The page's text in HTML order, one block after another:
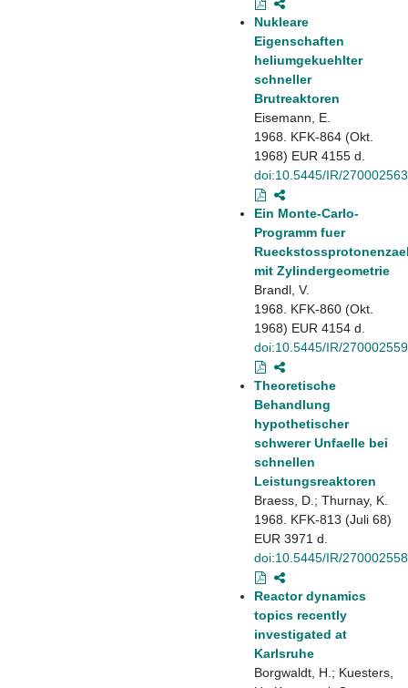
Nukleare
Eigenschaften
heliumgekuehlter
schneller
Brutreaktoren
Eisemann, E.
1968. KFK-864 (Okt.
1968) EUR 4155 d.
doi:10.5445/IR/270002563
Ein Monte-Carlo-
Programm fuer
mit Zylindergeometrie
Brandl, V.
1968. KFK-860 (Okt.
1968) EUR 4154 d.
doi:10.5445/IR/270002559
Theoretische
Behandlung
hypothetischer
schwerer Unfaelle bei
schnellen
Leistungsreaktoren
Braess, D.; Thurnay, K.
1968. KFK-813 (Juli 68)
EUR 3971 d.
doi:10.5445/IR/270002558
Reactor dynamics
topics recently
investigated at
Karlsruhe
Borgwaldt, H.; Kuesters,